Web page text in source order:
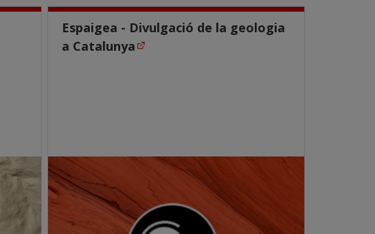
Espaigea - Divulgació de la geologia
a Catalunya